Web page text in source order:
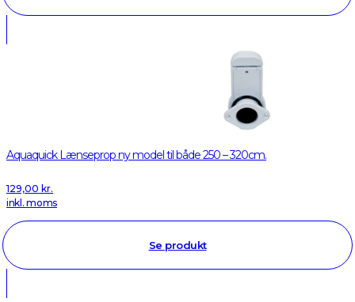
Aquaquick Lænseprop ny model til både 250 – 320cm.
129,00 kr.
inkl. moms
Se produkt